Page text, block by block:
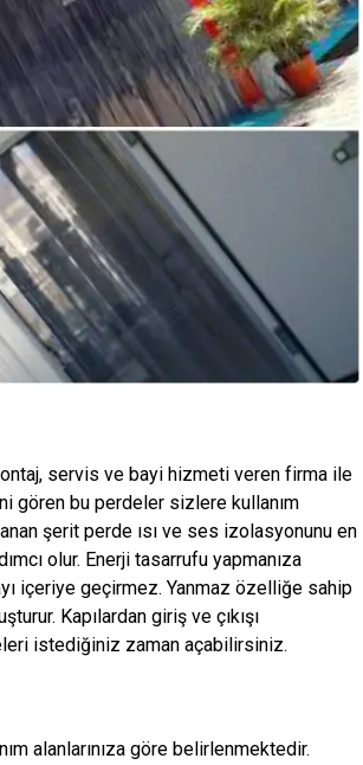
servis ve bayi hizmeti veren firma ile
gören bu perdeler sizlere kullanım
şerit perde ısı ve ses izolasyonunu en
olur. Enerji tasarrufu yapmanıza
içeriye geçirmez. Yanmaz özelliğe sahip
Kapılardan giriş ve çıkışı
istediğiniz zaman açabilirsiniz.
alanlarınıza göre belirlenmektedir.